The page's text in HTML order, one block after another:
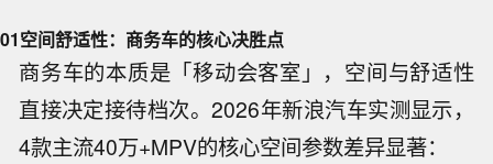
01空间舒适性：商务车的核心决胜点
商务车的本质是「移动会客室」，空间与舒适性
直接决定接待档次。2026年新浪汽车实测显示，
4款主流40万+MPV的核心空间参数差异显著：